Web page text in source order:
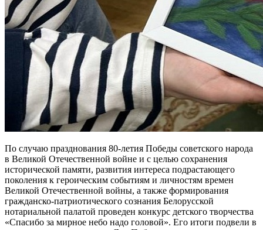
По случаю празднования 80-летия Победы советского народа
в Великой Отечественной войне и с целью сохранения
исторической памяти, развития интереса подрастающего
поколения к героическим событиям и личностям времен
Великой Отечественной войны, а также формирования
гражданско-патриотического сознания Белорусской
нотариальной палатой проведен конкурс детского творчества
«Спасибо за мирное небо надо головой». Его итоги подвели в